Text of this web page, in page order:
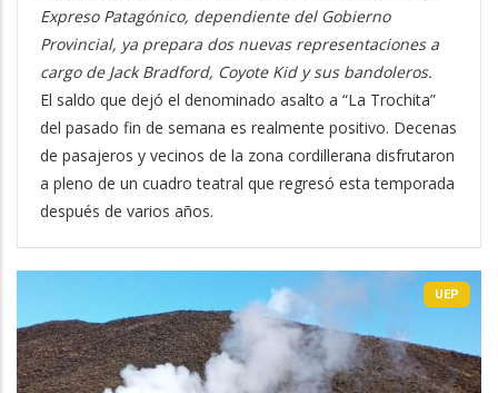
Expreso Patagónico, dependiente del Gobierno
Provincial, ya prepara dos nuevas representaciones a
cargo de Jack Bradford, Coyote Kid y sus bandoleros.
El saldo que dejó el denominado asalto a “La Trochita”
del pasado fin de semana es realmente positivo. Decenas
de pasajeros y vecinos de la zona cordillerana disfrutaron
a pleno de un cuadro teatral que regresó esta temporada
después de varios años.
UEP